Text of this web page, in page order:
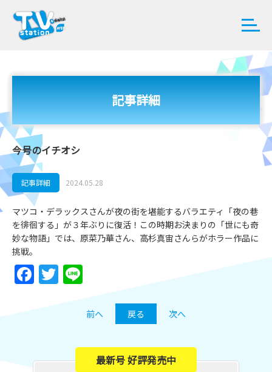
記事詳細
今号のイチオシ
記事詳細 2024.05.28
マツコ・デラックスさんが夜の街を堪能するバラエティ「夜の巷
を徘徊する」が３年ぶりに復活！この時期お決まりの「世にも奇
妙な物語」では、原菜乃華さん、高杉真宙さんらがホラー作品に
挑戦。
Facebook
Twitter
前へ 戻る 次へ
最新号 好評発売中